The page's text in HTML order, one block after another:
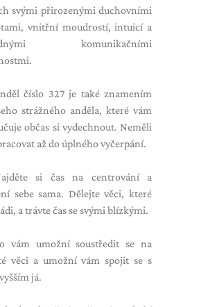
svými přirozenými duchovními
vnitřní moudrostí, intuicí a
komunikačními
číslo 327 je také znamením
strážného anděla, které vám
občas si vydechnout. Neměli
až do úplného vyčerpání.
si čas na centrování a
sebe sama. Dělejte věci, které
a trávte čas se svými blízkými.
vám umožní soustředit se na
věci a umožní vám spojit se s
já.